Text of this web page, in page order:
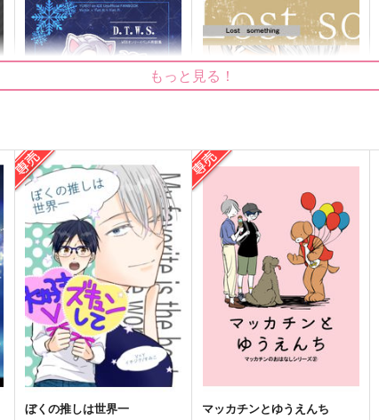
D.T.W.S.
D.T.
787円（税込）
ヴィクトル×勝生勇利
サンプル 作品詳細
Lost something
イチジク
787円（税込）
ヴィクトル×勝生勇利
サンプル 作品詳細
もっと見る！
ぼくの推しは世界一
マッカチンとゆうえんち